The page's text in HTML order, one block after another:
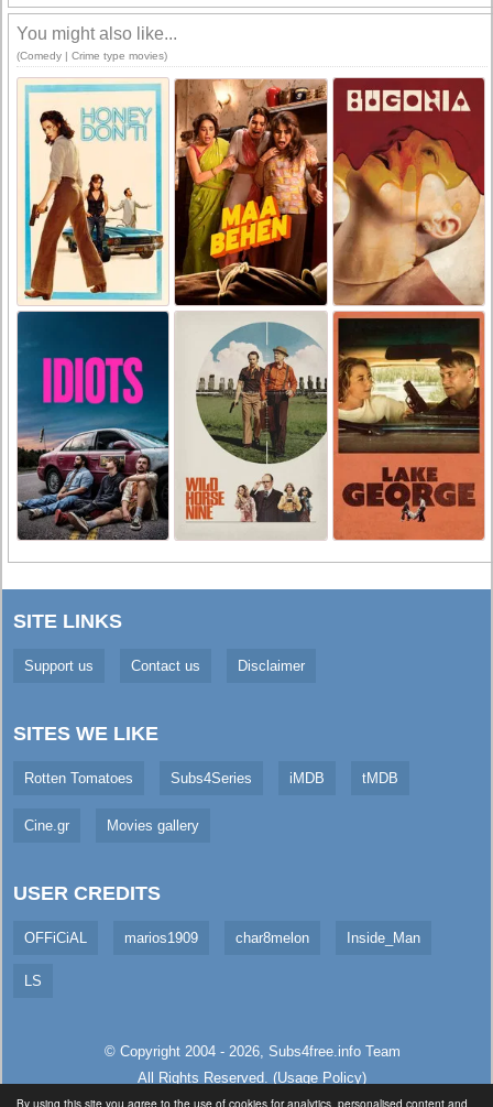
By using this site you agree to the use of cookies for analytics, personalised content and
You might also like...
(Comedy | Crime type movies)
SITE LINKS
Support us Contact us Disclaimer
SITES WE LIKE
Rotten Tomatoes Subs4Series iMDB tMDB
Cine.gr Movies gallery
USER CREDITS
OFFiCiAL marios1909 char8melon Inside_Man
LS
© Copyright 2004 - 2026, Subs4free.infoTeam
All Rights Reserved. (Usage Policy)